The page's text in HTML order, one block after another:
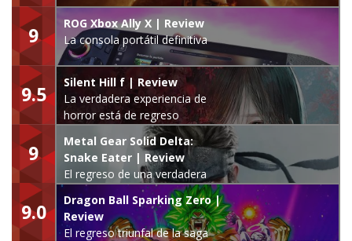
9
ROG Xbox Ally X | Review
La consola portátil definitiva
9.5
Silent Hill f | Review
La verdadera experiencia de
horror está de regreso
9
Metal Gear Solid Delta:
Snake Eater | Review
El regreso de una verdadera
leyenda
9.0
Dragon Ball Sparking Zero |
Review
El regreso triunfal de la saga